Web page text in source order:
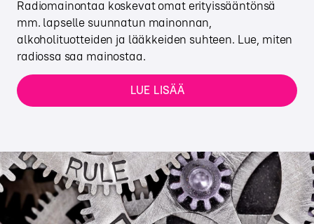
Radiomainontaa koskevat omat erityissääntönsä
mm. lapselle suunnatun mainonnan,
alkoholituotteiden ja lääkkeiden suhteen. Lue, miten
radiossa saa mainostaa.
LUE LISÄÄ